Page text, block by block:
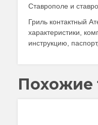
Ставрополе и
Гриль контактный
характеристики,
инструкцию,
Похожие